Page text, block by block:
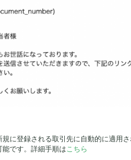
に登録される取引先に自動的に適用
です。詳細手順はこちら